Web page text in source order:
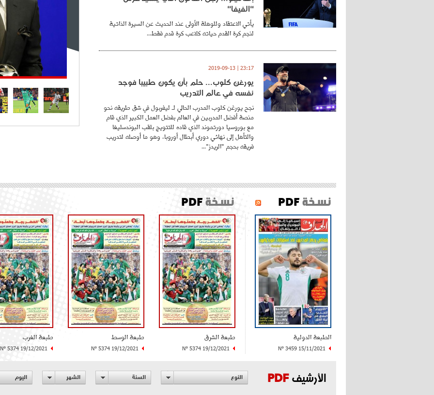
"الفيفا"
يأتي الاعتقاد وللوهلة الأولى عند الحديث عن السيرة الذاتية
لنجم كرة القدم حياته كلاعب كرة قدم فقط...
23:17 | 2019-09-13
يورغن كلوب... حلم بأن يكون طبيبا فوجد
نفسه في عالم التدريب
نجح يورغن كلوب المدرب الحالي لـ ليفربول في شق طريقه نحو
منصة أفضل المدربين في العالم بفضل العمل الكبير الذي قام
مع بوروسيا دورتموند الذي قاده للتتويج بلقب البوندسليغا
والتأهل إلى نهائي دوري أبطال أوروبا، وهو ما أوصله لتدريب
فريقه بحجم "الريدز"...
نسخةPDF
الطبعة الدولية
N° 3459 15/11/2021
نسخةPDF
طبعة الشرق
N° 5374 19/12/2021
طبعة الوسط
N° 5374 19/12/2021
طبعة الغرب
N° 5374 19/12/2021
الأرشيفPDF النوع السنة الشهر اليوم